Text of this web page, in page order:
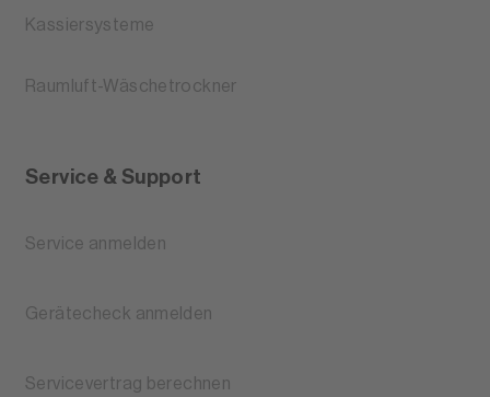
Kassiersysteme
Raumluft-Wäschetrockner
Service & Support
Service anmelden
Gerätecheck anmelden
Servicevertrag berechnen